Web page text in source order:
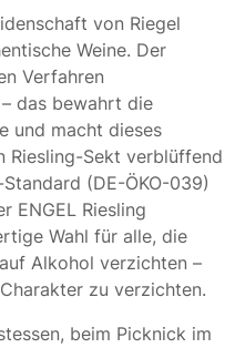
von Riegel
Weine. Der
Verfahren
das bewahrt die
und macht dieses
Riesling-Sekt verblüffend
(DE-ÖKO-039)
ENGEL Riesling
Wahl für alle, die
Alkohol verzichten –
zu verzichten.
beim Picknick im